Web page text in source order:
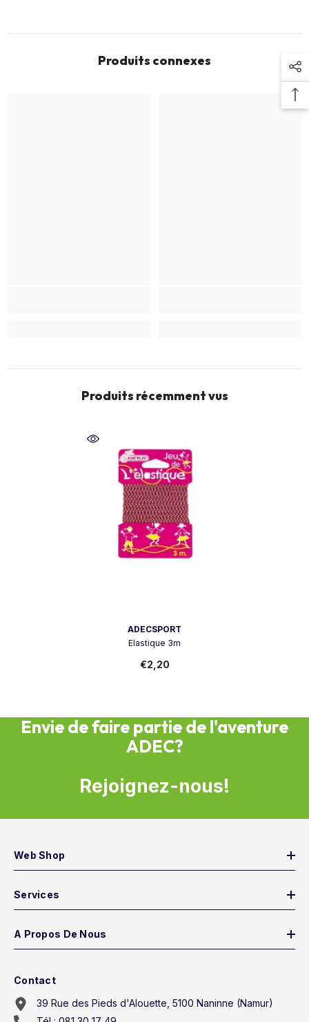
Produits connexes
Produits récemment vus
ADECSPORT
Elastique 3m
€2,20
Envie de faire partie de l'aventure
ADEC?
Rejoignez-nous!
Web Shop
Services
A Propos De Nous
Contact
39 Rue des Pieds d'Alouette, 5100 Naninne (Namur)